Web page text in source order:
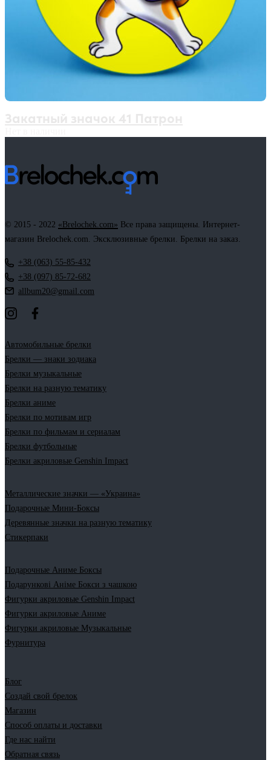
© 2015 - 2022 «Brelochek.com» Все права защищены. Интернет-
магазин Brelochek.com. Эксклюзивные брелки. Брелки на заказ.
+38 (063) 55-85-432
+38 (097) 85-72-682
allbum20@gmail.com
Автомобильные брелки
Брелки — знаки зодиака
Брелки музыкальные
Брелки на разную тематику
Брелки аниме
Брелки по мотивам игр
Брелки по фильмам и сериалам
Брелки футбольные
Брелки акриловые Genshin Impact
Металлические значки — «Украина»
Подарочные Мини-Боксы
Деревянные значки на разную тематику
Стикерпаки
Подарочные Аниме Боксы
Подарункові Аніме Бокси з чашкою
Фигурки акриловые Genshin Impact
Фигурки акриловые Аниме
Фигурки акриловые Музыкальные
Фурнитура
Блог
Создай свой брелок
Магазин
Способ оплаты и доставки
Где нас найти
Обратная связь